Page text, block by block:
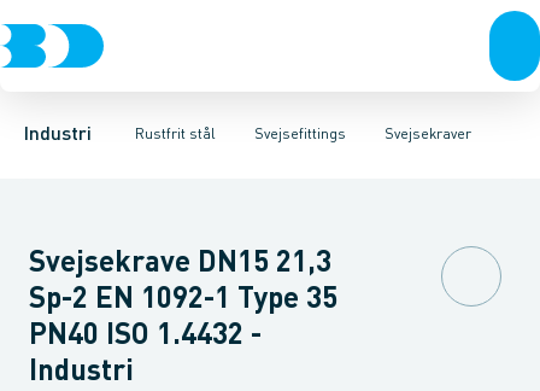
Industri Rustfrit stål
VentilerRustfrit stålSort stålGalvaniseret stålPlastIndustri
Svejsefittings
Svejsefittings ASTM svejsefittingsLevnedsmiddel fittings
Svejsekraver
Bøjninger Indsv. bøjninger Koncentriske reduktioner
Svejsekrave DN15 21,3
Sp-2 EN 1092-1 Type 35
PN40 ISO 1.4432 -
Industri